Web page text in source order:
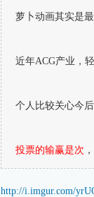
萝卜动画其实是
近年ACG产业，
个人比较关心今
投票的输赢是次
http://i.imgur.com/